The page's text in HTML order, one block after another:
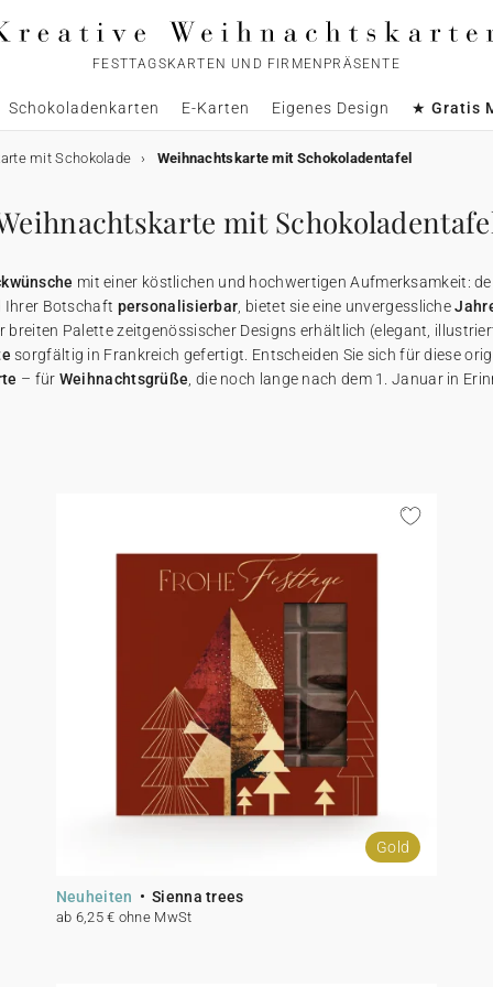
FESTTAGSKARTEN UND FIRMENPRÄSENTE
Schokoladenkarten E-Karten Eigenes Design ★ Gratis
mit Schokolade Weihnachtskarte mit Schokoladentafel
mit
mit einer köstlichen und hochwertigen Aufmerksamkeit:
Ihrer Botschaft personalisierbar , bietet sie eine unvergessliche
breiten Palette zeitgenössischer Designs erhältlich (elegant,
sorgfältig in Frankreich gefertigt. Entscheiden Sie sich für diese
– für Weihnachtsgrüße , die noch lange nach dem 1. Januar in
Gold
Neuheiten Sienna trees
ab 6,25 € ohne MwSt